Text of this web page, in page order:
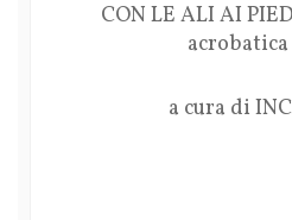
CON LE ALI AI
acrobatica
a cura di